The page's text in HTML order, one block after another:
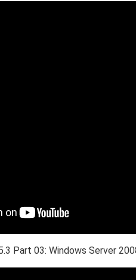
Part 03: Windows Server